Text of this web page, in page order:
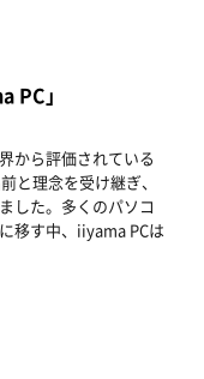
PC」
から評価されている
と理念を受け継ぎ、
した。多くのパソコ
移す中、iiyama PCは